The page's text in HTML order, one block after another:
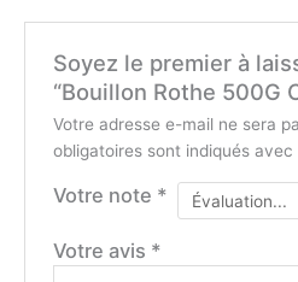
Soyez le premier à
“Bouillon Rothe 500G
Votre adresse e-mail ne sera
obligatoires sont indiqués avec
Votre note *
Votre avis *